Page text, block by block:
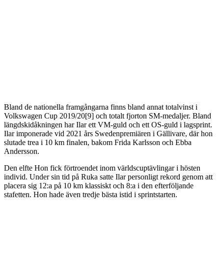
Bland de nationella framgångarna finns bland annat totalvinst i
Volkswagen Cup 2019/20[9] och totalt fjorton SM-medaljer. Bland
längdskidåkningen har Ilar ett VM-guld och ett OS-guld i lagsprint.
Ilar imponerade vid 2021 års Swedenpremiären i Gällivare, där hon
slutade trea i 10 km finalen, bakom Frida Karlsson och Ebba
Andersson.
Den elfte Hon fick förtroendet inom världscuptävlingar i hösten
individ. Under sin tid på Ruka satte Ilar personligt rekord genom att
placera sig 12:a på 10 km klassiskt och 8:a i den efterföljande
stafetten. Hon hade även tredje bästa istid i sprintstarten.